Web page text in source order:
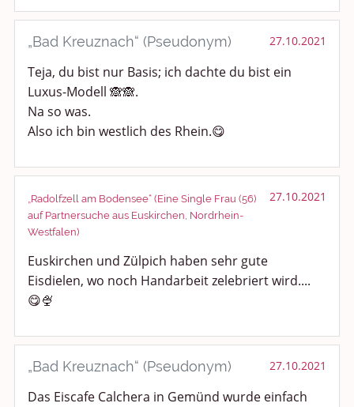
„Bad Kreuznach“ (Pseudonym) 27.10.2021
Teja, du bist nur Basis; ich dachte du bist ein
Luxus-Modell 🙈🙈.
Na so was.
Also ich bin westlich des Rhein.😋
„Radolfzell am Bodensee“ (Eine Single Frau (56)
auf Partnersuche aus Euskirchen, Nordrhein-
Westfalen)
27.10.2021
Euskirchen und Zülpich haben sehr gute
Eisdielen, wo noch Handarbeit zelebriert wird....
😋🍨
„Bad Kreuznach“ (Pseudonym) 27.10.2021
Das Eiscafe Calchera in Gemünd wurde einfach